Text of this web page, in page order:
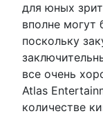
для юных
вполне могут
поскольку
все очень
Atlas
количестве